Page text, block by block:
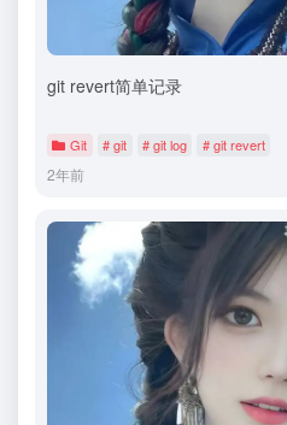
git revert简单记录
Git # git # git log # git revert
2年前